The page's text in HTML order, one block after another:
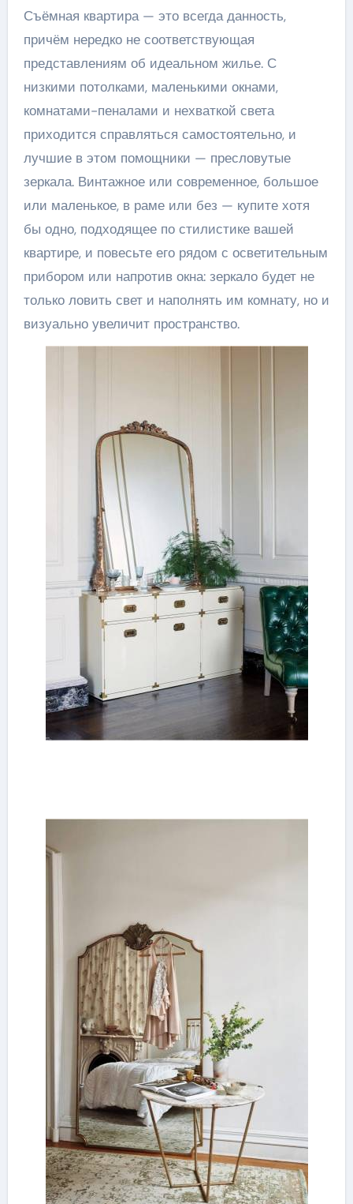
Съёмная квартира — это всегда данность,
причём нередко не соответствующая
представлениям об идеальном жилье. С
низкими потолками, маленькими окнами,
комнатами-пеналами и нехваткой света
приходится справляться самостоятельно, и
лучшие в этом помощники — пресловутые
зеркала. Винтажное или современное, большое
или маленькое, в раме или без — купите хотя
бы одно, подходящее по стилистике вашей
квартире, и повесьте его рядом с осветительным
прибором или напротив окна: зеркало будет не
только ловить свет и наполнять им комнату, но и
визуально увеличит пространство.